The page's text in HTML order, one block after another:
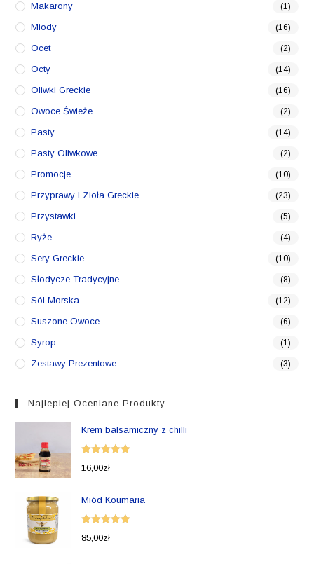
Makarony (1)
Miody (16)
Ocet (2)
Octy (14)
Oliwki Greckie (16)
Owoce Świeże (2)
Pasty (14)
Pasty Oliwkowe (2)
Promocje (10)
Przyprawy I Zioła Greckie (23)
Przystawki (5)
Ryże (4)
Sery Greckie (10)
Słodycze Tradycyjne (8)
Sól Morska (12)
Suszone Owoce (6)
Syrop (1)
Zestawy Prezentowe (3)
Najlepiej Oceniane Produkty
Krem balsamiczny z chilli
Oceniono
16,00zł
Miód Koumaria
Oceniono
85,00zł